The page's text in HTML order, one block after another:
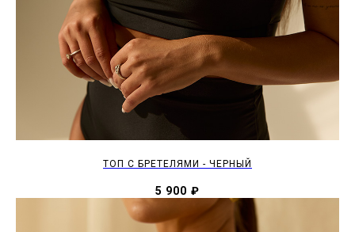
ТОП С БРЕТЕЛЯМИ - ЧЕРНЫЙ
5 900 ₽